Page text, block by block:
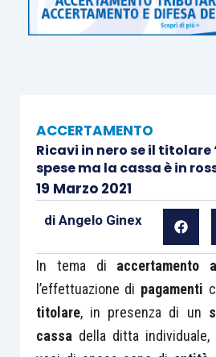
ACCERTAMENTO
Ricavi in nero se il titolare
spese ma la cassa è in
19 Marzo 2021
di Angelo Ginex
In tema di accertamento
l’effettuazione di pagamenti
titolare, in presenza di un
cassa della ditta